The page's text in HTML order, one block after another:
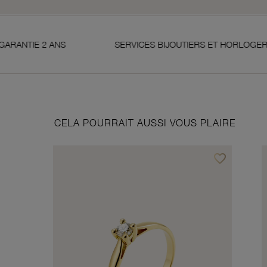
SERVICES BIJOUTIERS ET HORLOGERS
CELA POURRAIT AUSSI VOUS PLAIRE
favorite_borderAjouter à vos